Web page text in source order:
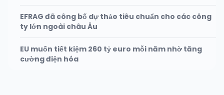
EFRAG đã công bố dự thảo tiêu chuẩn cho các công
ty lớn ngoài châu Âu
EU muốn tiết kiệm 260 tỷ euro mỗi năm nhờ tăng
cường điện hóa